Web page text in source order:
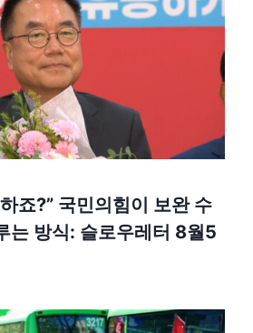
죠?” 국민의힘이 보완 수
는 방식: 슬로우레터 8월5